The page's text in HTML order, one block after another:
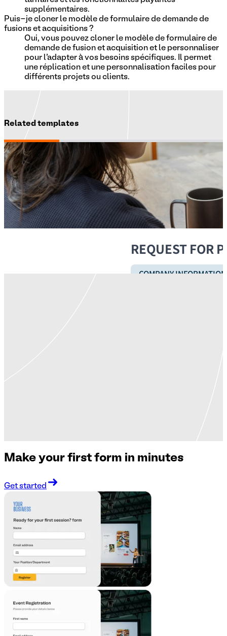
supplémentaires.
Puis-je cloner le modèle de formulaire de demande de
fusions et acquisitions ?
Oui, vous pouvez cloner le modèle de formulaire de
demande de fusion et acquisition et le personnaliser
pour l'adapter à vos besoins spécifiques. Il permet
une réplication et une personnalisation faciles pour
différents projets ou clients.
Related templates
Make your first form in minutes
Get started